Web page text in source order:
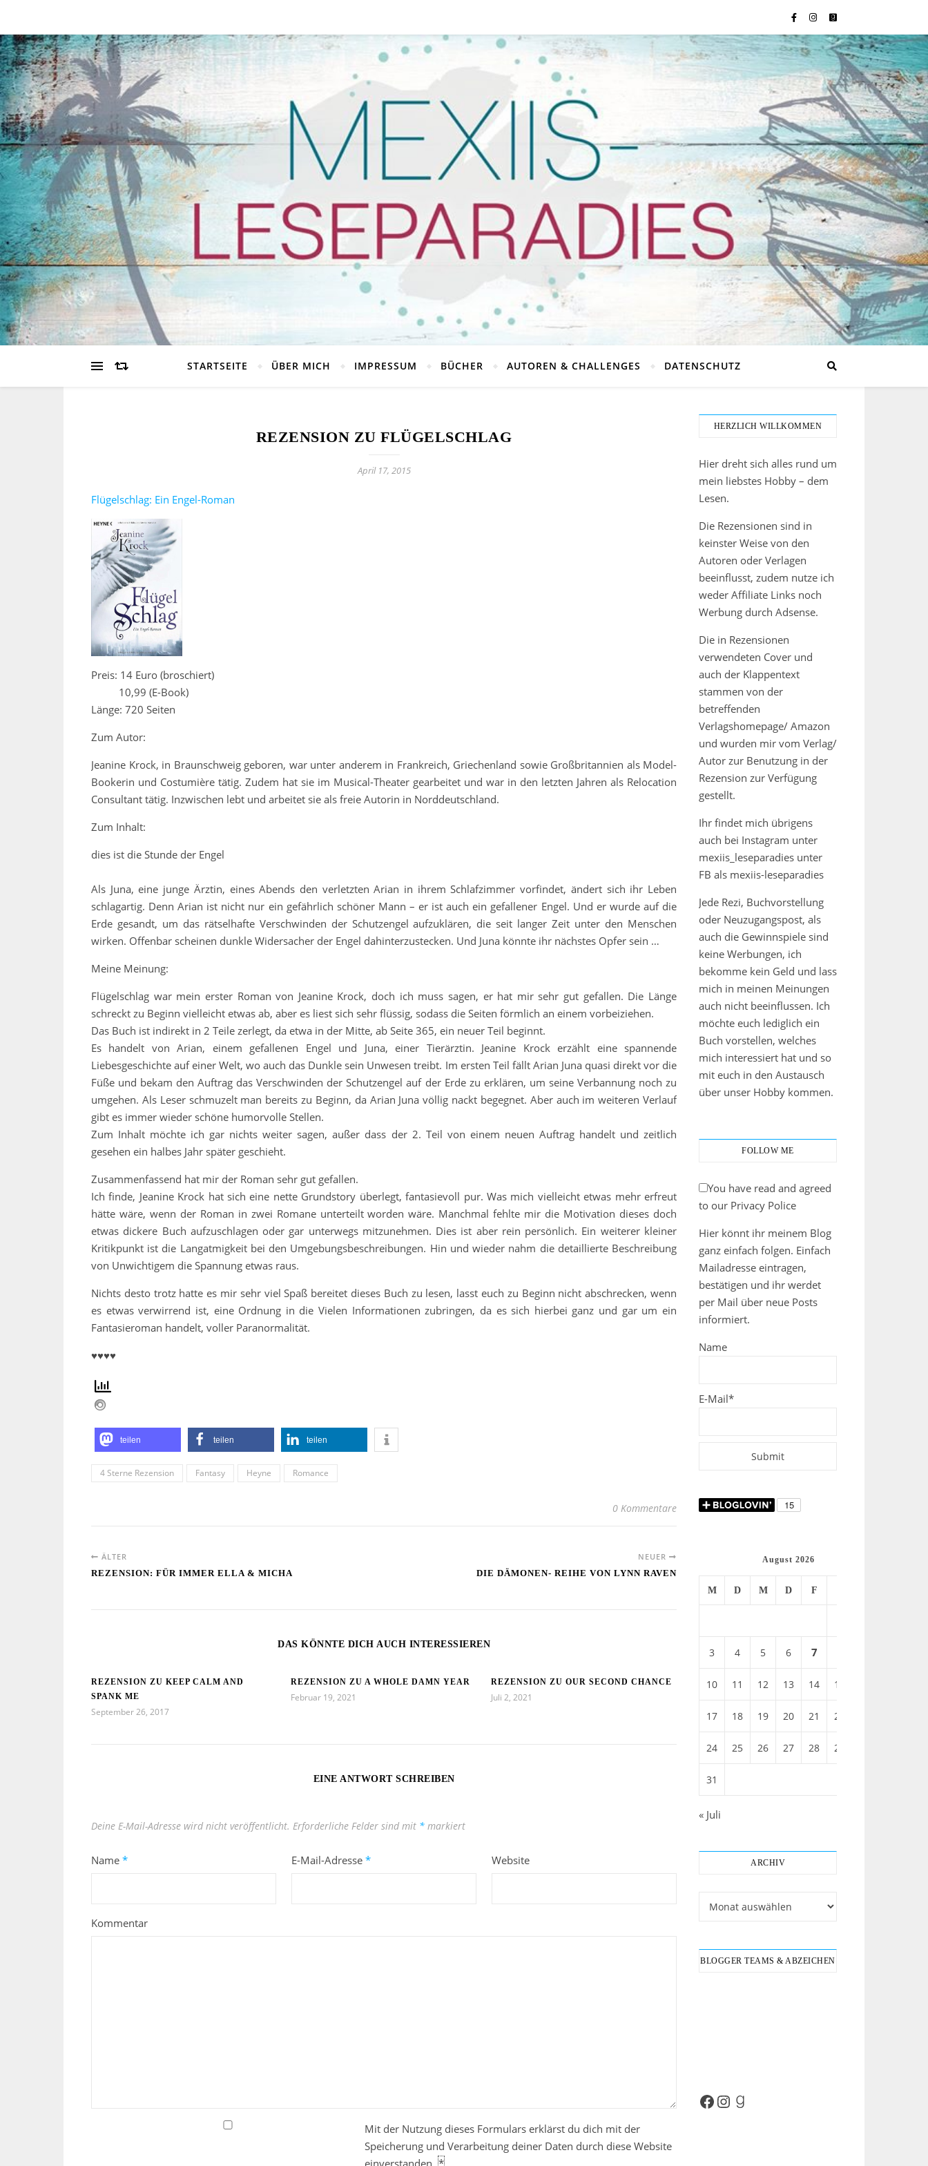
STARTSEITE ÜBER MICH IMPRESSUM BÜCHER AUTOREN & CHALLENGES DATENSCHUTZ
REZENSION ZU FLÜGELSCHLAG
April 17, 2015
Flügelschlag: Ein Engel-Roman
Preis: 14 Euro (broschiert)
10,99 (E-Book)
Länge: 720 Seiten
Zum Autor:
Jeanine Krock, in Braunschweig geboren, war unter anderem in Frankreich, Griechenland sowie Großbritannien als Model-
Bookerin und Costumière tätig. Zudem hat sie im Musical-Theater gearbeitet und war in den letzten Jahren als Relocation
Consultant tätig. Inzwischen lebt und arbeitet sie als freie Autorin in Norddeutschland.
Zum Inhalt:
dies ist die Stunde der Engel
Als Juna, eine junge Ärztin, eines Abends den verletzten Arian in ihrem Schlafzimmer vorfindet, ändert sich ihr Leben
schlagartig. Denn Arian ist nicht nur ein gefährlich schöner Mann – er ist auch ein gefallener Engel. Und er wurde auf die
Erde gesandt, um das rätselhafte Verschwinden der Schutzengel aufzuklären, die seit langer Zeit unter den Menschen
wirken. Offenbar scheinen dunkle Widersacher der Engel dahinterzustecken. Und Juna könnte ihr nächstes Opfer sein …
Meine Meinung:
Flügelschlag war mein erster Roman von Jeanine Krock, doch ich muss sagen, er hat mir sehr gut gefallen. Die Länge
schreckt zu Beginn vielleicht etwas ab, aber es liest sich sehr flüssig, sodass die Seiten förmlich an einem vorbeiziehen.
Das Buch ist indirekt in 2 Teile zerlegt, da etwa in der Mitte, ab Seite 365, ein neuer Teil beginnt.
Es handelt von Arian, einem gefallenen Engel und Juna, einer Tierärztin. Jeanine Krock erzählt eine spannende
Liebesgeschichte auf einer Welt, wo auch das Dunkle sein Unwesen treibt. Im ersten Teil fällt Arian Juna quasi direkt vor die
Füße und bekam den Auftrag das Verschwinden der Schutzengel auf der Erde zu erklären, um seine Verbannung noch zu
umgehen. Als Leser schmuzelt man bereits zu Beginn, da Arian Juna völlig nackt begegnet. Aber auch im weiteren Verlauf
gibt es immer wieder schöne humorvolle Stellen.
Zum Inhalt möchte ich gar nichts weiter sagen, außer dass der 2. Teil von einem neuen Auftrag handelt und zeitlich
gesehen ein halbes Jahr später geschieht.
Zusammenfassend hat mir der Roman sehr gut gefallen.
Ich finde, Jeanine Krock hat sich eine nette Grundstory überlegt, fantasievoll pur. Was mich vielleicht etwas mehr erfreut
hätte wäre, wenn der Roman in zwei Romane unterteilt worden wäre. Manchmal fehlte mir die Motivation dieses doch
etwas dickere Buch aufzuschlagen oder gar unterwegs mitzunehmen. Dies ist aber rein persönlich. Ein weiterer kleiner
Kritikpunkt ist die Langatmigkeit bei den Umgebungsbeschreibungen. Hin und wieder nahm die detaillierte Beschreibung
von Unwichtigem die Spannung etwas raus.
Nichts desto trotz hatte es mir sehr viel Spaß bereitet dieses Buch zu lesen, lasst euch zu Beginn nicht abschrecken, wenn
es etwas verwirrend ist, eine Ordnung in die Vielen Informationen zubringen, da es sich hierbei ganz und gar um ein
Fantasieroman handelt, voller Paranormalität.
♥♥♥♥
teilen teilen teilen
4 Sterne Rezension Fantasy Heyne Romance
0 Kommentare
ÄLTER
REZENSION: FÜR IMMER ELLA & MICHA
NEUER
DIE DÄMONEN- REIHE VON LYNN RAVEN
DAS KÖNNTE DICH AUCH INTERESSIEREN
REZENSION ZU KEEP CALM AND
SPANK ME
September 26, 2017
REZENSION ZU A WHOLE DAMN YEAR
Februar 19, 2021
REZENSION ZU OUR SECOND CHANCE
Juli 2, 2021
EINE ANTWORT SCHREIBEN
Deine E-Mail-Adresse wird nicht veröffentlicht. Erforderliche Felder sind mit * markiert
Name * E-Mail-Adresse * Website
Kommentar
Mit der Nutzung dieses Formulars erklärst du dich mit der
Speicherung und Verarbeitung deiner Daten durch diese Website
HERZLICH WILLKOMMEN
Hier dreht sich alles rund um
mein liebstes Hobby – dem
Lesen.
Die Rezensionen sind in
keinster Weise von den
Autoren oder Verlagen
beeinflusst, zudem nutze ich
weder Affiliate Links noch
Werbung durch Adsense.
Die in Rezensionen
verwendeten Cover und
auch der Klappentext
stammen von der
betreffenden
Verlagshomepage/ Amazon
und wurden mir vom Verlag/
Autor zur Benutzung in der
Rezension zur Verfügung
gestellt.
Ihr findet mich übrigens
auch bei Instagram unter
mexiis_leseparadies unter
FB als mexiis-leseparadies
Jede Rezi, Buchvorstellung
oder Neuzugangspost, als
auch die Gewinnspiele sind
keine Werbungen, ich
bekomme kein Geld und lass
mich in meinen Meinungen
auch nicht beeinflussen. Ich
möchte euch lediglich ein
Buch vorstellen, welches
mich interessiert hat und so
mit euch in den Austausch
über unser Hobby kommen.
FOLLOW ME
You have read and agreed
to our Privacy Police
Hier könnt ihr meinem Blog
ganz einfach folgen. Einfach
Mailadresse eintragen,
bestätigen und ihr werdet
per Mail über neue Posts
informiert.
Name
E-Mail*
August 2026
M D M D F
3 4 5 6 7
10 11 12 13 14 15
17 18 19 20 21 22
24 25 26 27 28 29
31
« Juli
ARCHIV
BLOGGER TEAMS & ABZEICHEN
Facebook
Instagram
Goodreads